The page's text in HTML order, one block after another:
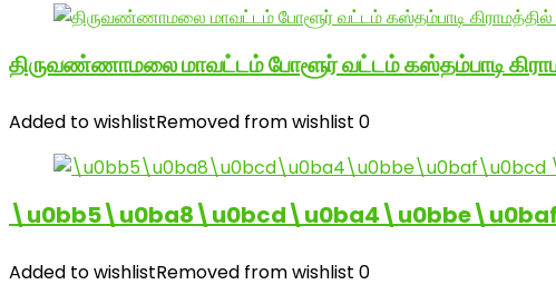
திருவண்ணாமலை மாவட்டம் போளூர் வட்டம் கஸ்தம்பாடி
Added to wishlistRemoved from wishlist 0
Added to wishlistRemoved from wishlist 0